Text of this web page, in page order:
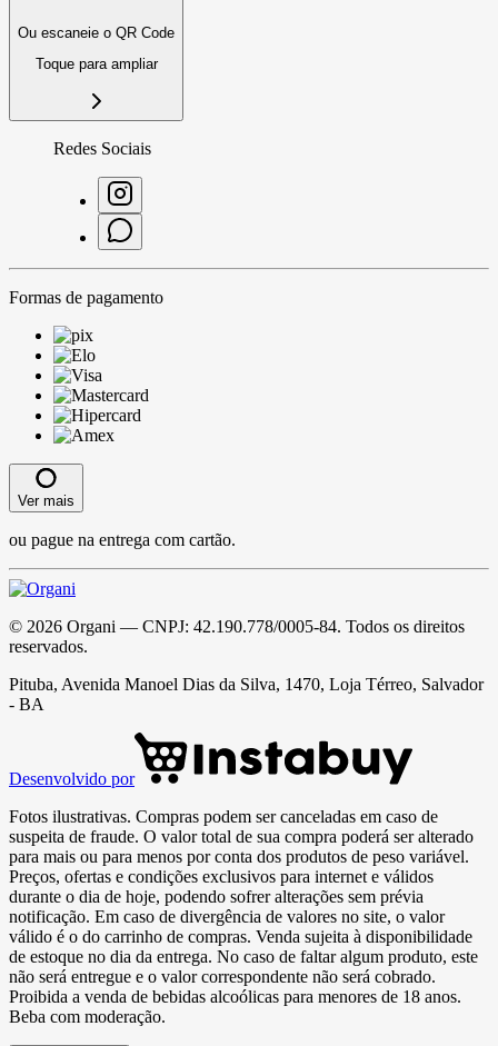
Ou escaneie o QR Code
Toque para ampliar
Redes Sociais
Formas de pagamento
Ver mais
ou pague na entrega com cartão.
© 2026 Organi — CNPJ: 42.190.778/0005-84. Todos os direitos
reservados.
Pituba, Avenida Manoel Dias da Silva, 1470, Loja Térreo, Salvador
- BA
Desenvolvido por
Fotos ilustrativas. Compras podem ser canceladas em caso de
suspeita de fraude. O valor total de sua compra poderá ser alterado
para mais ou para menos por conta dos produtos de peso variável.
Preços, ofertas e condições exclusivos para internet e válidos
durante o dia de hoje, podendo sofrer alterações sem prévia
notificação. Em caso de divergência de valores no site, o valor
válido é o do carrinho de compras. Venda sujeita à disponibilidade
de estoque no dia da entrega. No caso de faltar algum produto, este
não será entregue e o valor correspondente não será cobrado.
Proibida a venda de bebidas alcoólicas para menores de 18 anos.
Beba com moderação.